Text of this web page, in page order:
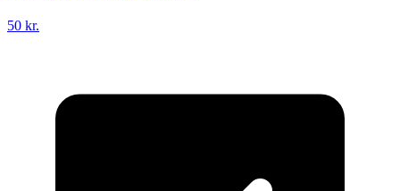
50 kr.